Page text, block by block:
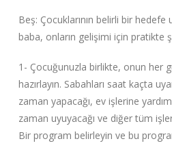
Beş: Çocuklarının belirli bir hedefe
baba, onların gelişimi için pratikte
1- Çocuğunuzla birlikte, onun her
hazırlayın. Sabahları saat kaçta
zaman yapacağı, ev işlerine
zaman uyuyacağı ve diğer tüm
Bir program belirleyin ve bu